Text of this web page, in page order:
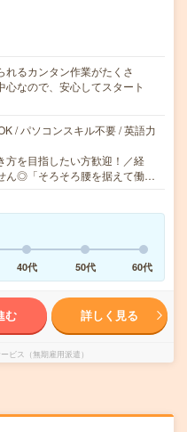
れるカンタン作業がたくさ
心なので、安心してスタート
/ パソコンスキル不要 / 英語力
方を目指したい方歓迎！／経
ん◎「そろそろ腰を据えて働…
40代 50代 60代
む 詳しく見る
ビス（無期雇用派遣）